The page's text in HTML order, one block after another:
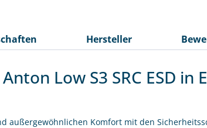
Hersteller
Low S3 SRC ESD in
außergewöhnlichen Komfort mit den